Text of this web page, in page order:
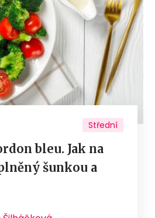
Střední
bleu. Jak na
šunkou a